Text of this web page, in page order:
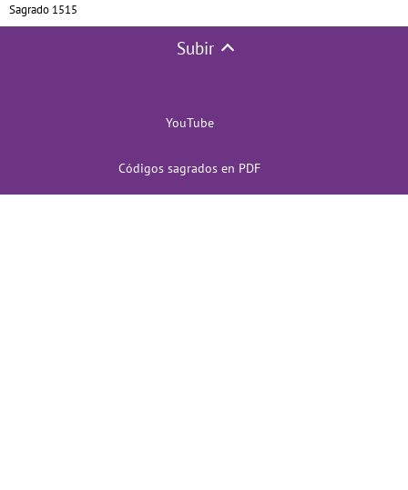
Sagrado 1515
Subir
YouTube
Códigos sagrados en PDF